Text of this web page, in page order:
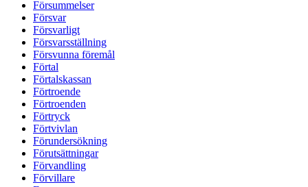
Försummelser
Försvar
Försvarligt
Försvarsställning
Försvunna föremål
Förtal
Förtalskassan
Förtroende
Förtroenden
Förtryck
Förtvivlan
Förundersökning
Förutsättningar
Förvandling
Förvillare